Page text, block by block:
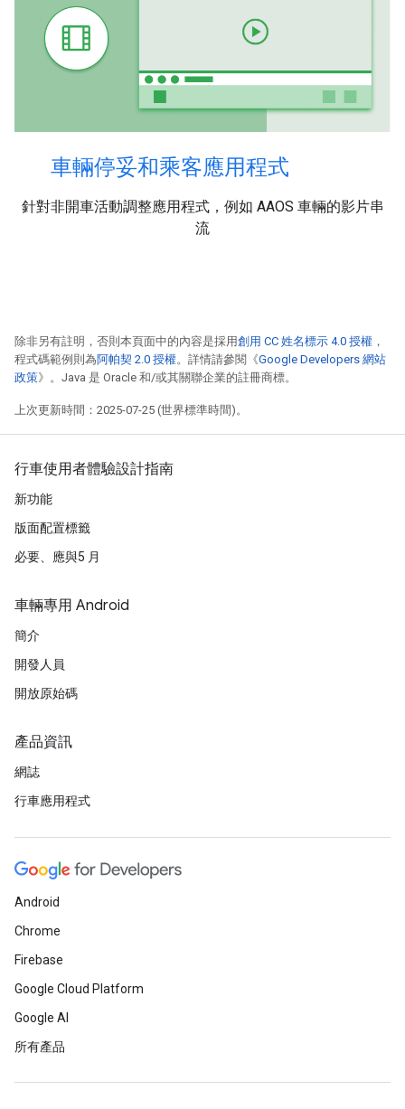
車輛停妥和乘客應用程式
針對非開車活動調整應用程式，例如 AAOS 車輛的影片串
流
除非另有註明，否則本頁面中的內容是採用創用 CC 姓名標示 4.0 授權 ，
程式碼範例則為阿帕契 2.0 授權。詳情請參閱《Google Developers 網站
政策》。Java 是 Oracle 和/或其關聯企業的註冊商標。
上次更新時間：2025-07-25 (世界標準時間)。
行車使用者體驗設計指南
新功能
版面配置標籤
必要、應與5 月
車輛專用 Android
簡介
開發人員
開放原始碼
產品資訊
網誌
行車應用程式
Android
Chrome
Firebase
Google Cloud Platform
Google AI
所有產品